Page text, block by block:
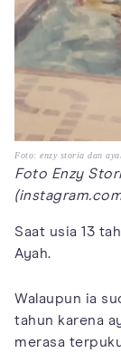
Foto: enzy storia dan
Foto Enzy
Saat usia 13
Ayah.
Walaupun ia
tahun karena
merasa